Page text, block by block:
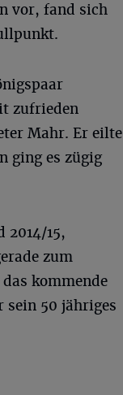
vor, fand sich
zufrieden
Mahr. Er eilte
ging es zügig
2014/15,
zum
kommende
sein 50 jähriges